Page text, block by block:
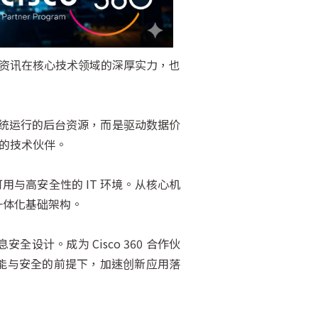
讯在核心技术领域的深厚实力，也
运行的后台资源，而是驱动数据价
技术伙伴。
与高安全性的 IT 环境。从核心机
化基础架构。
全设计。成为 Cisco 360 合作伙
与安全的前提下，加速创新应用落